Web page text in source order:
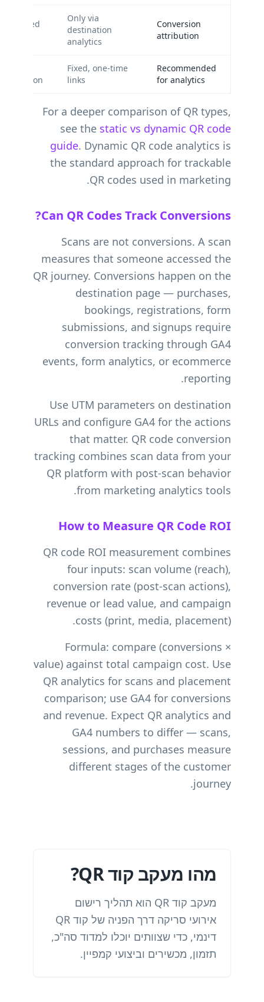
Conversion
attribution
Only via
destination
analytics
tagged
Recommended
for analytics
Fixed, one-time
links
For a deeper comparison of QR types,
see the static vs dynamic QR code
guide. Dynamic QR code analytics is
the standard approach for trackable
QR codes used in marketing.
Can QR Codes Track Conversions?
Scans are not conversions. A scan
measures that someone accessed the
QR journey. Conversions happen on the
destination page — purchases,
bookings, registrations, form
submissions, and signups require
conversion tracking through GA4
events, form analytics, or ecommerce
reporting.
Use UTM parameters on destination
URLs and configure GA4 for the actions
that matter. QR code conversion
tracking combines scan data from your
QR platform with post-scan behavior
from marketing analytics tools.
How to Measure QR Code ROI
QR code ROI measurement combines
four inputs: scan volume (reach),
conversion rate (post-scan actions),
revenue or lead value, and campaign
costs (print, media, placement).
Formula: compare (conversions ×
value) against total campaign cost. Use
QR analytics for scans and placement
comparison; use GA4 for conversions
and revenue. Expect QR analytics and
GA4 numbers to differ — scans,
sessions, and purchases measure
different stages of the customer
journey.
מהו מעקב קוד QR?
מעקב קוד QR הוא תהליך רישום
אירועי סריקה דרך הפניה של קוד QR
דינמי, כדי שצוותים יוכלו למדוד סה"כ,
תזמון, מכשירים וביצועי קמפיין.